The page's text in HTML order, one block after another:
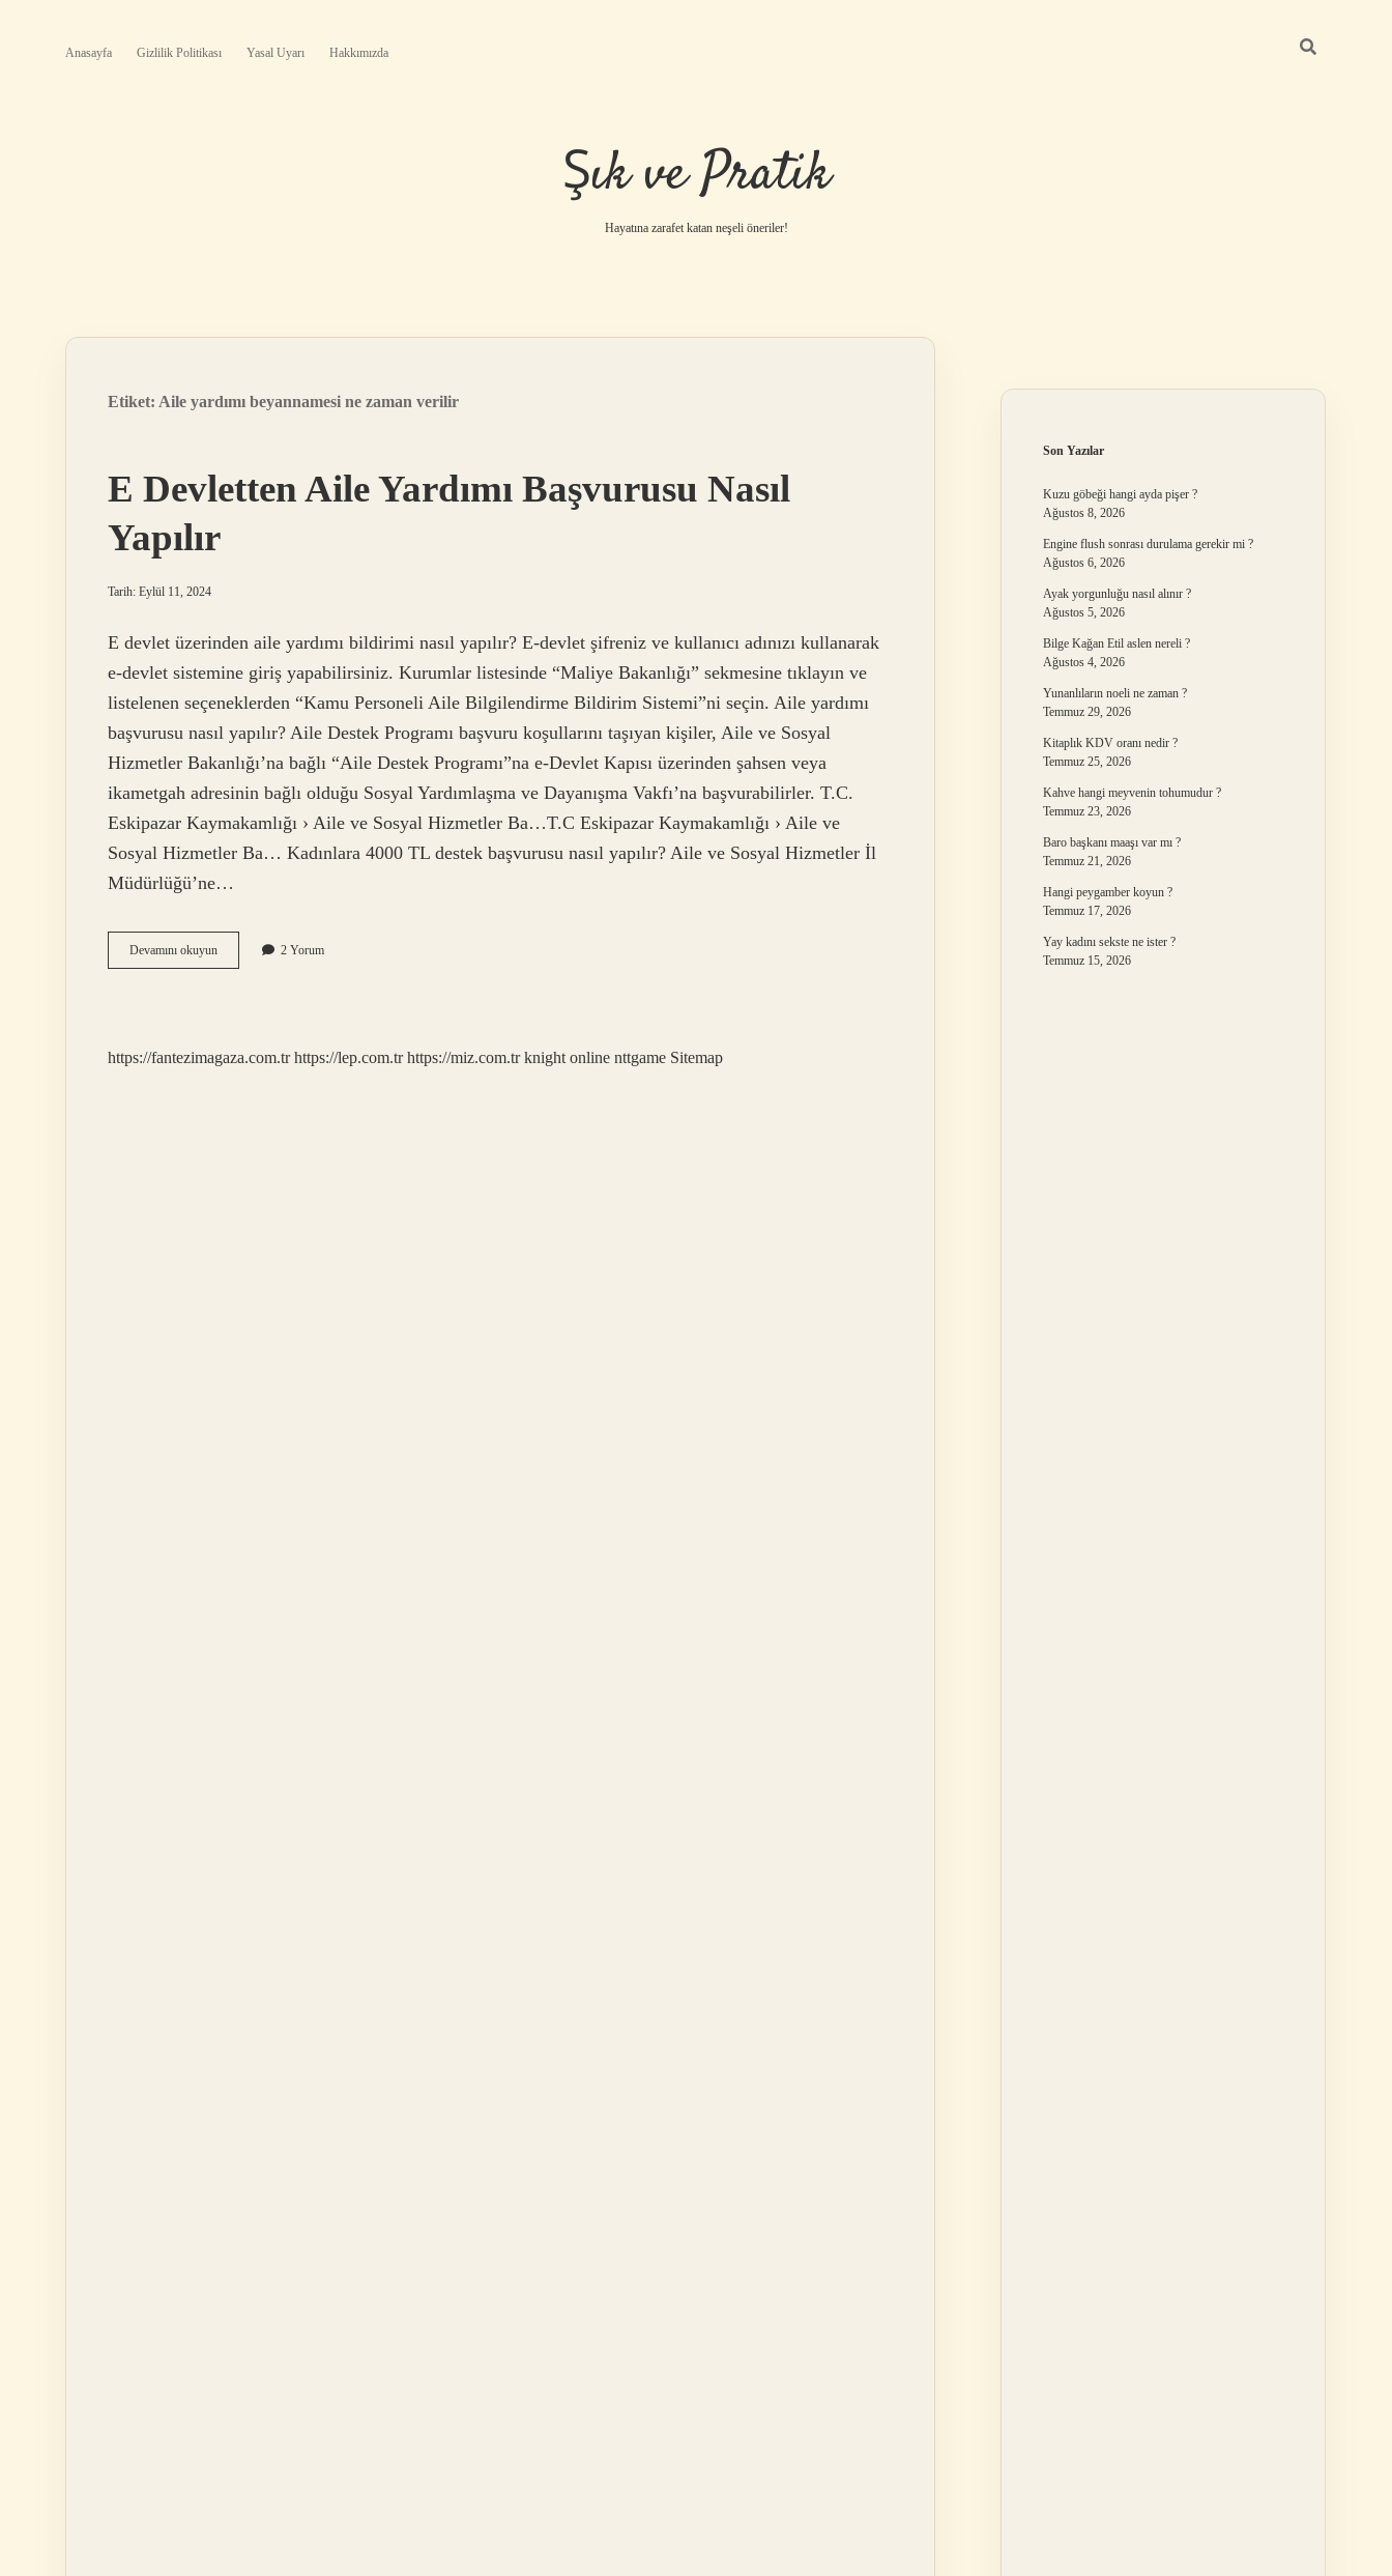
Anasayfa Gizlilik Politikası Yasal Uyarı Hakkımızda
Şık ve Pratik
Hayatına zarafet katan neşeli öneriler!
Etiket: Aile yardımı beyannamesi ne zaman verilir
E Devletten Aile Yardımı Başvurusu Nasıl
Yapılır
Tarih: Eylül 11, 2024
E devlet üzerinden aile yardımı bildirimi nasıl yapılır? E-devlet şifreniz ve kullanıcı adınızı kullanarak
e-devlet sistemine giriş yapabilirsiniz. Kurumlar listesinde “Maliye Bakanlığı” sekmesine tıklayın ve
listelenen seçeneklerden “Kamu Personeli Aile Bilgilendirme Bildirim Sistemi”ni seçin. Aile yardımı
başvurusu nasıl yapılır? Aile Destek Programı başvuru koşullarını taşıyan kişiler, Aile ve Sosyal
Hizmetler Bakanlığı’na bağlı “Aile Destek Programı”na e-Devlet Kapısı üzerinden şahsen veya
ikametgah adresinin bağlı olduğu Sosyal Yardımlaşma ve Dayanışma Vakfı’na başvurabilirler. T.C.
Eskipazar Kaymakamlığı › Aile ve Sosyal Hizmetler Ba…T.C Eskipazar Kaymakamlığı › Aile ve
Sosyal Hizmetler Ba… Kadınlara 4000 TL destek başvurusu nasıl yapılır? Aile ve Sosyal Hizmetler İl
Müdürlüğü’ne…
Devamını okuyunE
Devletten
Yapılır
2 Yorum
https://fantezimagaza.com.tr https://lep.com.tr https://miz.com.tr knight online nttgame Sitemap
Son Yazılar
Kuzu göbeği hangi ayda pişer ?
Ağustos 8, 2026
Engine flush sonrası durulama gerekir mi ?
Ağustos 6, 2026
Ayak yorgunluğu nasıl alınır ?
Ağustos 5, 2026
Bilge Kağan Etil aslen nereli ?
Ağustos 4, 2026
Yunanlıların noeli ne zaman ?
Temmuz 29, 2026
Kitaplık KDV oranı nedir ?
Temmuz 25, 2026
Kahve hangi meyvenin tohumudur ?
Temmuz 23, 2026
Baro başkanı maaşı var mı ?
Temmuz 21, 2026
Hangi peygamber koyun ?
Temmuz 17, 2026
Yay kadını sekste ne ister ?
Temmuz 15, 2026